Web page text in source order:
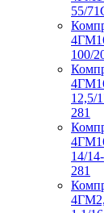
55/
100/
12,5/
281
14/14-
281